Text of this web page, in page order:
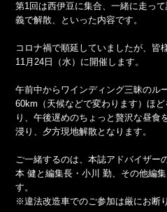
第1回は西伊豆に集合、一緒に走っ
義で解散、といった内容です。
コロナ禍で順延していましたが、皆
11月24日（水）に開催します。
午前中からワインディング三昧のル
60km（天候などで変わります）ほ
り、午後遅めのちょっと贅沢な昼食
浸り、夕方現地解散となります。
ご一緒するのは、本誌アドバイザー
本 健と編集長・小川 勤、その他編
す。
※違法改造車でのご参加は厳にお断